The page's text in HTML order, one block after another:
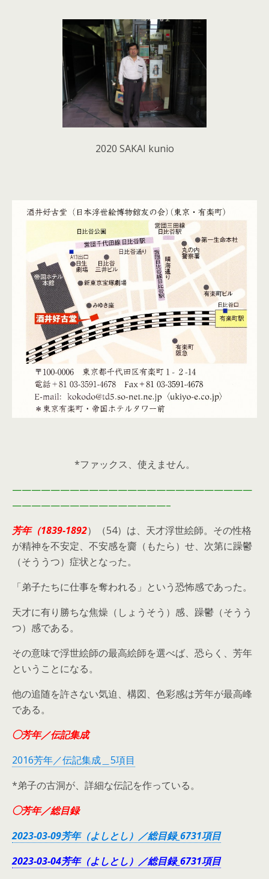
2020 SAKAI kunio
*ファックス、使えません。
—————————————————————————
————————————————–
芳年（1839-1892）（54）は、天才浮世絵師。その性格
が精神を不安定、不安感を齎（もたら）せ、次第に躁鬱
（そううつ）症状となった。
「弟子たちに仕事を奪われる」という恐怖感であった。
天才に有り勝ちな焦燥（しょうそう）感、躁鬱（そうう
つ）感である。
その意味で浮世絵師の最高絵師を選べば、恐らく、芳年
ということになる。
他の追随を許さない気迫、構図、色彩感は芳年が最高峰
である。
◯芳年／伝記集成
2016芳年／伝記集成＿5項目
*弟子の古洞が、詳細な伝記を作っている。
◯芳年／総目録
2023-03-09芳年（よしとし）／総目録_6731項目
2023-03-04芳年（よしとし）／総目録_6731項目